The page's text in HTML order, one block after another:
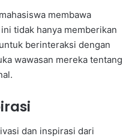
membawa
tidak hanya memberikan
berinteraksi dengan
wawasan mereka tentang
dan inspirasi dari